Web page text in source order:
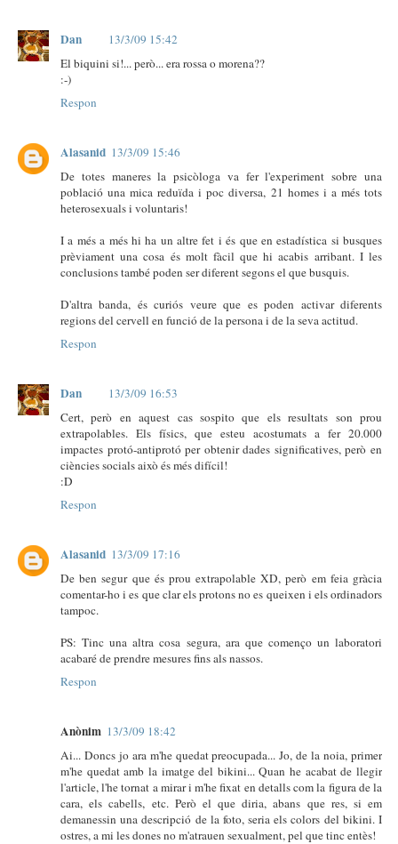
Dan
13/3/09 15:42
El biquini si!... però... era rossa o morena??
:-)
Respon
Alasanid 13/3/09 15:46
De totes maneres la psicòloga va fer l'experiment sobre una
població una mica reduïda i poc diversa, 21 homes i a més tots
heterosexuals i voluntaris!
I a més a més hi ha un altre fet i és que en estadística si busques
prèviament una cosa és molt fàcil que hi acabis arribant. I les
conclusions també poden ser diferent segons el que busquis.
D'altra banda, és curiós veure que es poden activar diferents
regions del cervell en funció de la persona i de la seva actitud.
Respon
Dan
13/3/09 16:53
Cert, però en aquest cas sospito que els resultats son prou
extrapolables. Els físics, que esteu acostumats a fer 20.000
impactes protó-antiprotó per obtenir dades significatives, però en
ciències socials això és més difícil!
:D
Respon
Alasanid 13/3/09 17:16
De ben segur que és prou extrapolable XD, però em feia gràcia
comentar-ho i es que clar els protons no es queixen i els ordinadors
tampoc.
PS: Tinc una altra cosa segura, ara que començo un laboratori
acabaré de prendre mesures fins als nassos.
Respon
Anònim 13/3/09 18:42
Ai... Doncs jo ara m'he quedat preocupada... Jo, de la noia, primer
m'he quedat amb la imatge del bikini... Quan he acabat de llegir
l'article, l'he tornat a mirar i m'he fixat en detalls com la figura de la
cara, els cabells, etc. Però el que diria, abans que res, si em
demanessin una descripció de la foto, seria els colors del bikini. I
ostres, a mi les dones no m'atrauen sexualment, pel que tinc entès!